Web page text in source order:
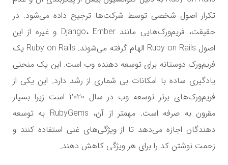
تکرار اصول شخصی توسط شرکت‌ها ترجیح داده می‌شود. در
حقیقت، فریم‌ورک‌هایی مانند Django، Ember و غیره از این
اصول Ruby on Rails الهام گرفته می‌شوند. Ruby on Rails یک
فریم‌ورک دوستانه برای توسعه دهنده وب است. این یک منحنی
یادگیری ساده با امکانات بی شماری از رشد دارد. این یکی از
فریم‌ورک‌های برتر توسعه وب در سال 2020 است زیرا بسیار
مقرون به صرفه است. مهمتر از آن، RubyGems به توسعه
دهندگان اجازه می‌دهد تا از ویژگی‌های غنی استفاده کنند و
زحمت نوشتن کد را برای هر ویژگی کاهش دهند.